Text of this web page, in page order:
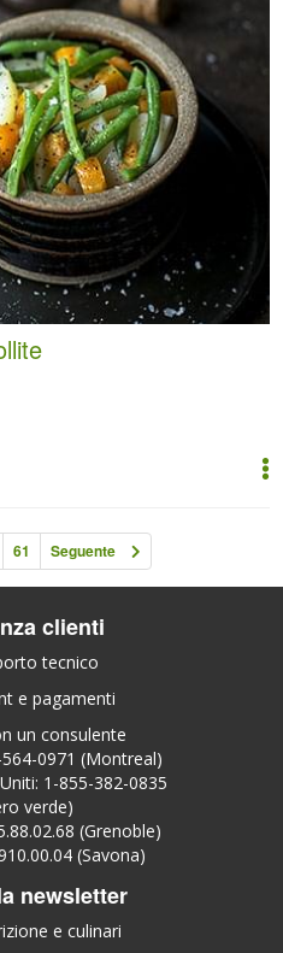
61 Seguente
clienti
tecnico
e pagamenti
un consulente
0971 (Montreal)
1-855-382-0835
verde)
(Grenoble)
(Savona)
newsletter
e culinari